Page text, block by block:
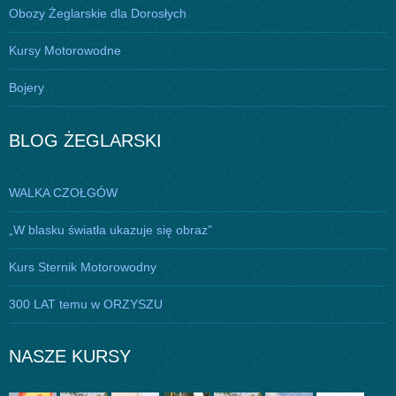
Obozy Żeglarskie dla Dorosłych
Kursy Motorowodne
Bojery
BLOG ŻEGLARSKI
WALKA CZOŁGÓW
„W blasku światła ukazuje się obraz”
Kurs Sternik Motorowodny
300 LAT temu w ORZYSZU
NASZE KURSY